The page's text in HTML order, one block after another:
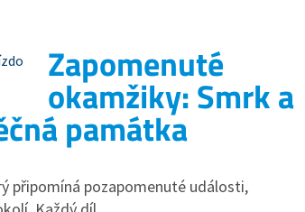
Zapomenuté
okamžiky: Smrk a
památka
připomíná pozapomenuté události,